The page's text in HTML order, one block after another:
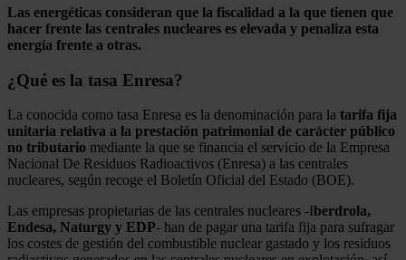
Las energéticas consideran que la fiscalidad a la que tienen que
hacer frente las centrales nucleares es elevada y penaliza esta
energía frente a otras.
¿Qué es la tasa Enresa?
La conocida como tasa Enresa es la denominación para la tarifa fija
unitaria relativa a la prestación patrimonial de carácter público
no tributario mediante la que se financia el servicio de la Empresa
Nacional De Residuos Radioactivos (Enresa) a las centrales
nucleares, según recoge el Boletín Oficial del Estado (BOE).
Las empresas propietarias de las centrales nucleares -Iberdrola,
Endesa, Naturgy y EDP- han de pagar una tarifa fija para sufragar
los costes de gestión del combustible nuclear gastado y los residuos